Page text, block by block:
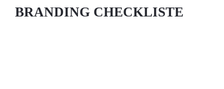
BRANDING CHECKLISTE